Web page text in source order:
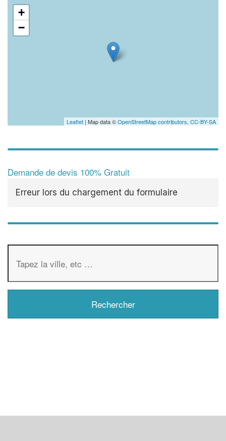
+
−
Leaflet | Map data ©OpenStreetMap contributors, CC-BY-SA
Demande de devis 100% Gratuit
Erreur lors du chargement du formulaire